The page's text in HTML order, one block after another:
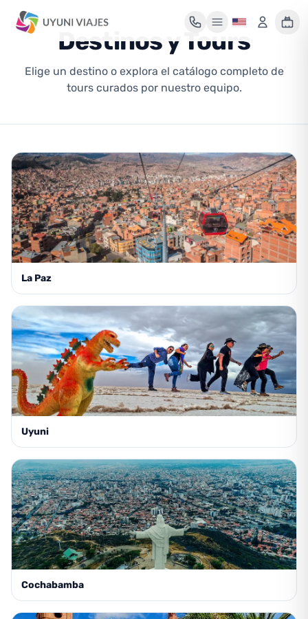
Mi maleta de viaje
Tu maleta está vacía
Encuentra un tour y pulsa «Reservar» para añadirlo aquí.
Destinos y Tours
Elige un destino o explora el catálogo completo de
tours curados por nuestro equipo.
La Paz
Uyuni
Cochabamba